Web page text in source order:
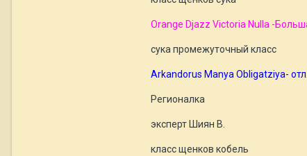
Orange Djazz Victoria Nulla -
сука промежуточный класс
Arkandorus Manya Obligatziya-
Регионалка
эксперт Шиян В.
класс щенков кобель